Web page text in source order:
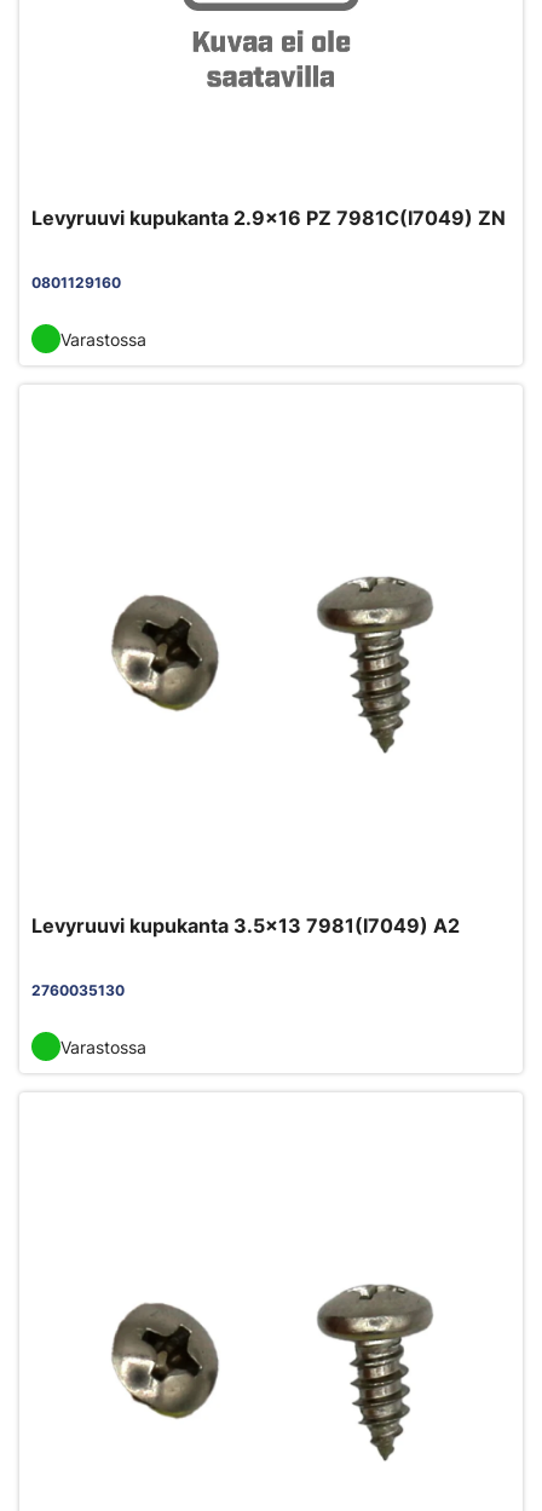
Levyruuvi kupukanta 2.9x16 PZ 7981C(I7049) ZN
0801129160
Varastossa
Levyruuvi kupukanta 3.5x13 7981(I7049) A2
2760035130
Varastossa